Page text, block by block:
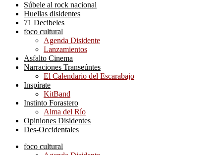
Súbele al rock nacional
Huellas disidentes
71 Decibeles
foco cultural
Agenda Disidente
Lanzamientos
Asfalto Cinema
Narraciones Transeúntes
El Calendario del Escarabajo
Inspírate
KitBand
Instinto Forastero
Alma del Río
Opiniones Disidentes
Des-Occidentales
foco cultural